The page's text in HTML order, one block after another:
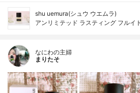
shu uemura(シュウ ウエムラ)
アンリミテッド ラスティング フルイ
なにわの主婦
まりたそ